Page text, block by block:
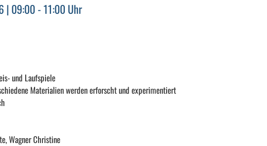
| 09:00 - 11:00 Uhr
und Laufspiele
Materialien werden erforscht und experimentiert
Wagner Christine